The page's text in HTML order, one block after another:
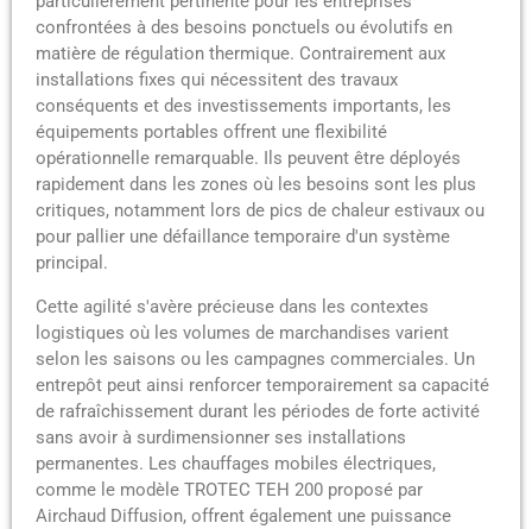
confrontées à des besoins ponctuels ou évolutifs en
matière de régulation thermique. Contrairement aux
installations fixes qui nécessitent des travaux
conséquents et des investissements importants, les
équipements portables offrent une flexibilité
opérationnelle remarquable. Ils peuvent être déployés
rapidement dans les zones où les besoins sont les plus
critiques, notamment lors de pics de chaleur estivaux ou
pour pallier une défaillance temporaire d'un système
principal.
Cette agilité s'avère précieuse dans les contextes
logistiques où les volumes de marchandises varient
selon les saisons ou les campagnes commerciales. Un
entrepôt peut ainsi renforcer temporairement sa capacité
de rafraîchissement durant les périodes de forte activité
sans avoir à surdimensionner ses installations
permanentes. Les chauffages mobiles électriques,
comme le modèle TROTEC TEH 200 proposé par
Airchaud Diffusion, offrent également une puissance